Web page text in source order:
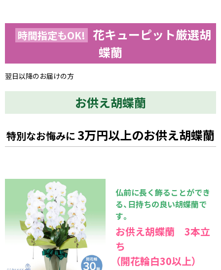
時間指定もOK! 花キューピット厳選胡
蝶蘭
翌日以降のお届けの方
お供え胡蝶蘭
特別なお悔みに 3万円以上のお供え胡蝶蘭
仏前に長く飾ることができ
る、日持ちの良い胡蝶蘭で
す。
お供え胡蝶蘭 3本立
ち
（開花輪白30以上）